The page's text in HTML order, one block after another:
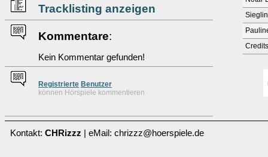
Tracklisting anzeigen
Kommentare:
Kein Kommentar gefunden!
Registrierte Benutzer
können Hörspiele kommentieren
Credits
Kontakt: CHRizzz | eMail: chrizzz@hoerspiele.de